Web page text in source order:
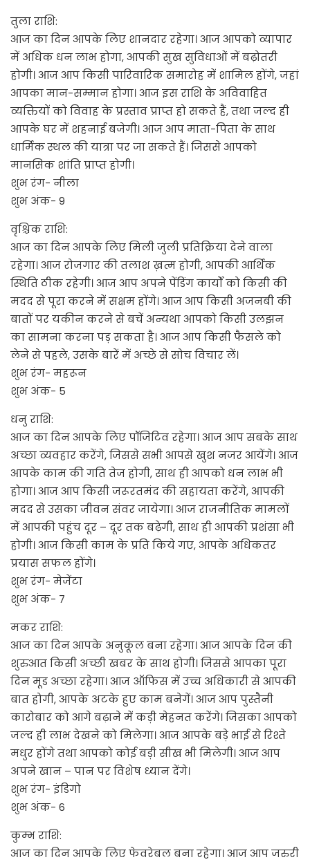
तुला राशि:
आज का दिन आपके लिए शानदार रहेगा। आज आपको व्यापार
में अधिक धन लाभ होगा, आपकी सुख सुविधाओं में बढ़ोतरी
होगी। आज आप किसी पारिवारिक समारोह में शामिल होंगे, जहां
आपका मान-सम्मान होगा। आज इस राशि के अविवाहित
व्यक्तियों को विवाह के प्रस्ताव प्राप्त हो सकते हैं, तथा जल्द ही
आपके घर में शहनाई बजेगी। आज आप माता-पिता के साथ
धार्मिक स्थल की यात्रा पर जा सकते हैं। जिससे आपको
मानसिक शांति प्राप्त होगी।
शुभ रंग- नीला
शुभ अंक- 9
वृश्चिक राशि:
आज का दिन आपके लिए मिली जुली प्रतिक्रिया देने वाला
रहेगा। आज रोजगार की तलाश ख़त्म होगी, आपकी आर्थिक
स्थिति ठीक रहेगी। आज आप अपने पेंडिंग कार्यों को किसी की
मदद से पूरा करने में सक्षम होंगे। आज आप किसी अजनबी की
बातों पर यकीन करने से बचें अन्यथा आपको किसी उलझन
का सामना करना पड़ सकता है। आज आप किसी फैसले को
लेने से पहले, उसके बारें में अच्छे से सोच विचार लें।
शुभ रंग- महरून
शुभ अंक- 5
धनु राशि:
आज का दिन आपके लिए पॉजिटिव रहेगा। आज आप सबके साथ
अच्छा व्यवहार करेंगे, जिससे सभी आपसे खुश नजर आयेंगे। आज
आपके काम की गति तेज होगी, साथ ही आपको धन लाभ भी
होगा। आज आप किसी जरूरतमंद की सहायता करेंगे, आपकी
मदद से उसका जीवन संवर जायेगा। आज राजनीतिक मामलों
में आपकी पहुंच दूर – दूर तक बढ़ेगी, साथ ही आपकी प्रशंसा भी
होगी। आज किसी काम के प्रति किये गए, आपके अधिकतर
प्रयास सफल होंगे।
शुभ रंग- मेजेंटा
शुभ अंक- 7
मकर राशि:
आज का दिन आपके अनुकूल बना रहेगा। आज आपके दिन की
शुरुआत किसी अच्छी खबर के साथ होगी। जिससे आपका पूरा
दिन मूड अच्छा रहेगा। आज ऑफिस में उच्च अधिकारी से आपकी
बात होगी, आपके अटके हुए काम बनेगें। आज आप पुस्तैनी
कारोबार को आगे बढ़ाने में कड़ी मेहनत करेंगे। जिसका आपको
जल्द ही लाभ देखने को मिलेगा। आज आपके बड़े भाई से रिश्ते
मधुर होंगे तथा आपको कोई बड़ी सीख भी मिलेगी। आज आप
अपने खान – पान पर विशेष ध्यान देंगे।
शुभ रंग- इंडिगो
शुभ अंक- 6
कुम्भ राशि:
आज का दिन आपके लिए फेवरेबल बना रहेगा। आज आप जरुरी